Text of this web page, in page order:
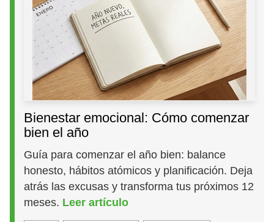
Bienestar emocional: Cómo comenzar
bien el año
Guía para comenzar el año bien: balance
honesto, hábitos atómicos y planificación. Deja
atrás las excusas y transforma tus próximos 12
meses. Leer artículo